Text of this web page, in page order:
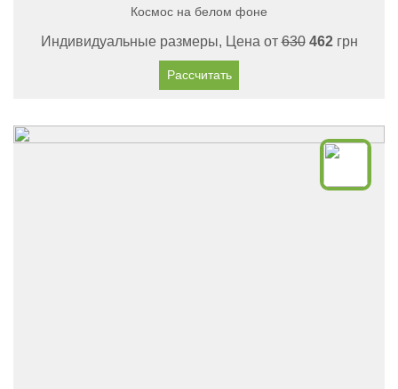
Космос на белом фоне
Индивидуальные размеры, Цена от630 462грн
Рассчитать